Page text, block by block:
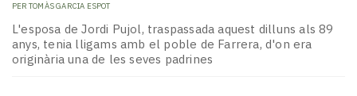
PER TOMÀS GARCIA ESPOT
L'esposa de Jordi Pujol, traspassada aquest dilluns als 89
anys, tenia lligams amb el poble de Farrera, d'on era
originària una de les seves padrines